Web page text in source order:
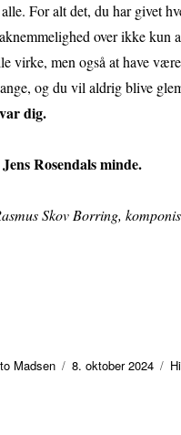
For alt det, du har givet
over ikke kun
virke, men også at have
og du vil aldrig blive
dig.
Rosendals minde.
Skov Borring,
Madsen Udgivet
8. oktober 2024